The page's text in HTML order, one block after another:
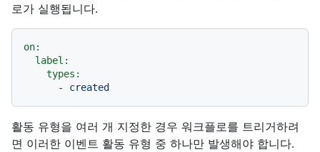
로가 실행됩니다.
on:
label:
types:
-
created
활동 유형을 여러 개 지정한 경우 워크플로를 트리거하려
면 이러한 이벤트 활동 유형 중 하나만 발생해야 합니다.